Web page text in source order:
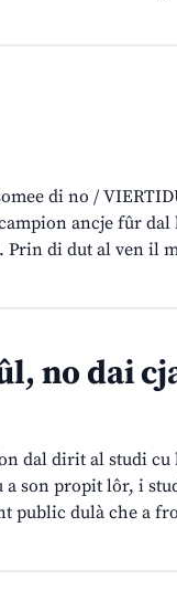
di no /
ancje fûr dal
Prin di dut al ven il
no dai
dal dirit al studi cu
a son propit lôr, i
public dulà che a